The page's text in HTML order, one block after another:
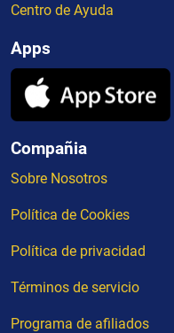
Centro de Ayuda
Apps
Compañia
Sobre Nosotros
Política de Cookies
Política de privacidad
Términos de servicio
Programa de afiliados